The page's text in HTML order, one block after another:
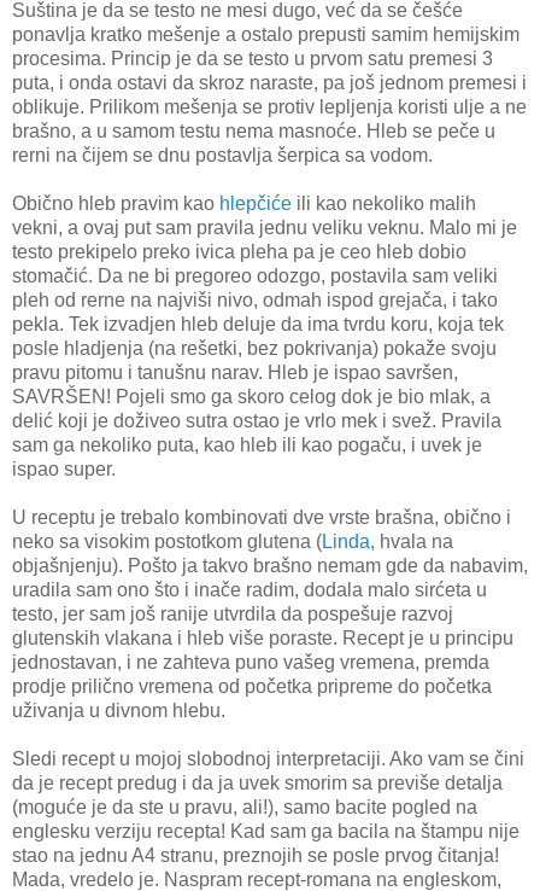
Suština je da se testo ne mesi dugo, već da se češće
ponavlja kratko mešenje a ostalo prepusti samim hemijskim
procesima. Princip je da se testo u prvom satu premesi 3
puta, i onda ostavi da skroz naraste, pa još jednom premesi i
oblikuje. Prilikom mešenja se protiv lepljenja koristi ulje a ne
brašno, a u samom testu nema masnoće. Hleb se peče u
rerni na čijem se dnu postavlja šerpica sa vodom.
Obično hleb pravim kao hlepčiće ili kao nekoliko malih
vekni, a ovaj put sam pravila jednu veliku veknu. Malo mi je
testo prekipelo preko ivica pleha pa je ceo hleb dobio
stomačić. Da ne bi pregoreo odozgo, postavila sam veliki
pleh od rerne na najviši nivo, odmah ispod grejača, i tako
pekla. Tek izvadjen hleb deluje da ima tvrdu koru, koja tek
posle hladjenja (na rešetki, bez pokrivanja) pokaže svoju
pravu pitomu i tanušnu narav. Hleb je ispao savršen,
SAVRŠEN! Pojeli smo ga skoro celog dok je bio mlak, a
delić koji je doživeo sutra ostao je vrlo mek i svež. Pravila
sam ga nekoliko puta, kao hleb ili kao pogaču, i uvek je
ispao super.
U receptu je trebalo kombinovati dve vrste brašna, obično i
neko sa visokim postotkom glutena (Linda, hvala na
objašnjenju). Pošto ja takvo brašno nemam gde da nabavim,
uradila sam ono što i inače radim, dodala malo sirćeta u
testo, jer sam još ranije utvrdila da pospešuje razvoj
glutenskih vlakana i hleb više poraste. Recept je u principu
jednostavan, i ne zahteva puno vašeg vremena, premda
prodje prilično vremena od početka pripreme do početka
uživanja u divnom hlebu.
Sledi recept u mojoj slobodnoj interpretaciji. Ako vam se čini
da je recept predug i da ja uvek smorim sa previše detalja
(moguće je da ste u pravu, ali!), samo bacite pogled na
englesku verziju recepta! Kad sam ga bacila na štampu nije
stao na jednu A4 stranu, preznojih se posle prvog čitanja!
Mada, vredelo je. Naspram recept-romana na engleskom,